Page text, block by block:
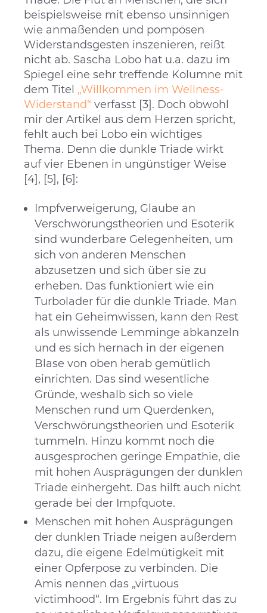
beispielsweise mit ebenso unsinnigen
wie anmaßenden und pompösen
Widerstandsgesten inszenieren, reißt
nicht ab. Sascha Lobo hat u.a. dazu im
Spiegel eine sehr treffende Kolumne mit
dem Titel „Willkommen im Wellness-
Widerstand“ verfasst [3]. Doch obwohl
mir der Artikel aus dem Herzen spricht,
fehlt auch bei Lobo ein wichtiges
Thema. Denn die dunkle Triade wirkt
auf vier Ebenen in ungünstiger Weise
[4], [5], [6]:
Impfverweigerung, Glaube an
Verschwörungstheorien und Esoterik
sind wunderbare Gelegenheiten, um
sich von anderen Menschen
abzusetzen und sich über sie zu
erheben. Das funktioniert wie ein
Turbolader für die dunkle Triade. Man
hat ein Geheimwissen, kann den Rest
als unwissende Lemminge abkanzeln
und es sich hernach in der eigenen
Blase von oben herab gemütlich
einrichten. Das sind wesentliche
Gründe, weshalb sich so viele
Menschen rund um Querdenken,
Verschwörungstheorien und Esoterik
tummeln. Hinzu kommt noch die
ausgesprochen geringe Empathie, die
mit hohen Ausprägungen der dunklen
Triade einhergeht. Das hilft auch nicht
gerade bei der Impfquote.
Menschen mit hohen Ausprägungen
der dunklen Triade neigen außerdem
dazu, die eigene Edelmütigkeit mit
einer Opferpose zu verbinden. Die
Amis nennen das „virtuous
victimhood“. Im Ergebnis führt das zu